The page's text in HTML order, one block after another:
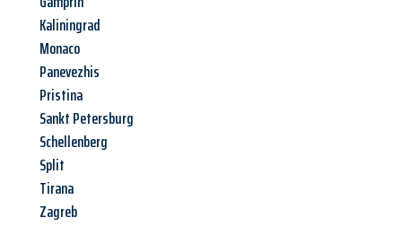
Kaliningrad
Monaco
Panevezhis
Pristina
Sankt Petersburg
Schellenberg
Split
Tirana
Zagreb